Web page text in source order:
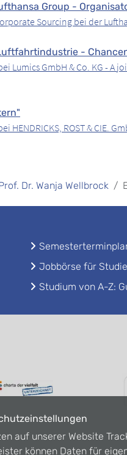
Group -
Sourcing bei der
-
Lumics GmbH & Co. KG -
HENDRICKS, ROST & CIE.
Dr. Wanja Wellbrock
Jobbörse für
Studium von A-Z:
auf unserer Website
können Daten für